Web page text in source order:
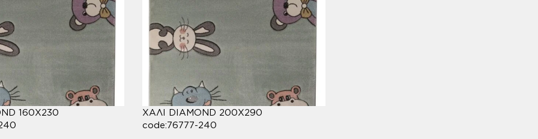
160X230
ΧΑΛΙ DIAMOND 200X290
code:76777-240